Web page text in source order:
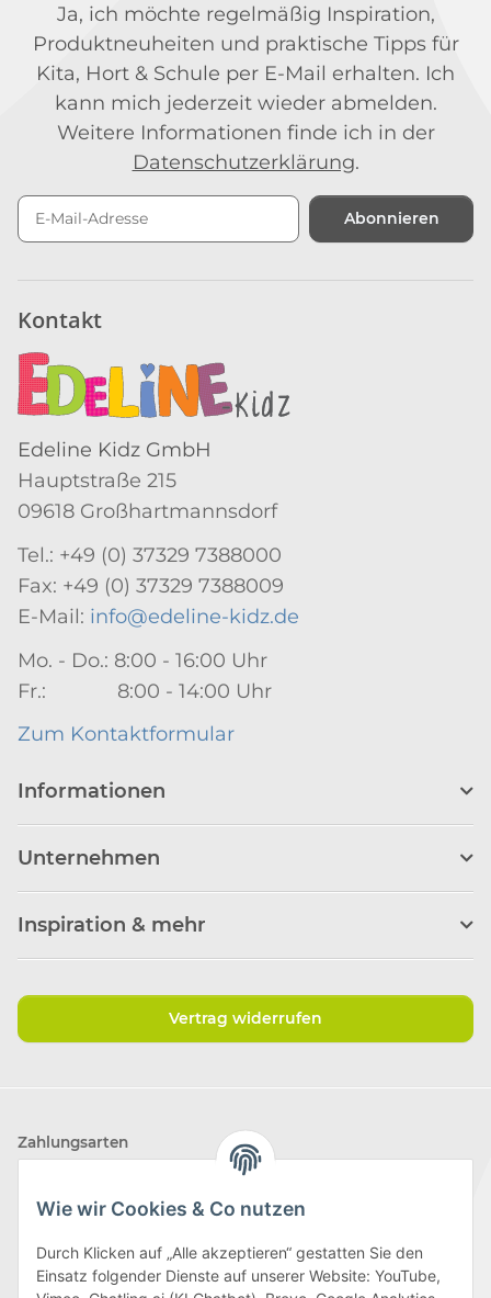
Wie wir Cookies & Co nutzen
Durch Klicken auf „Alle akzeptieren“ gestatten Sie den
Einsatz folgender Dienste auf unserer Website: YouTube,
Ja, ich möchte regelmäßig Inspiration,
Produktneuheiten und praktische Tipps für
Kita, Hort & Schule per E-Mail erhalten. Ich
kann mich jederzeit wieder abmelden.
Weitere Informationen finde ich in der
Datenschutzerklärung.
Abonnieren
Kontakt
Edeline Kidz GmbH
Hauptstraße 215
09618 Großhartmannsdorf
Tel.: +49 (0) 37329 7388000
Fax: +49 (0) 37329 7388009
E-Mail: info@edeline-kidz.de
Mo. - Do.: 8:00 - 16:00 Uhr
Fr.: 8:00 - 14:00 Uhr
Zum Kontaktformular
Informationen
Unternehmen
Inspiration & mehr
Vertrag widerrufen
Zahlungsarten